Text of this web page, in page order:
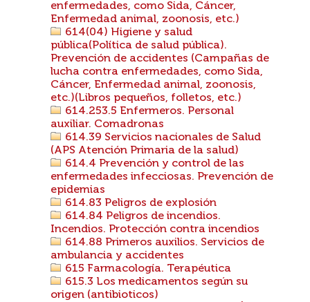
enfermedades, como Sida, Cáncer,
Enfermedad animal, zoonosis, etc.)
614(04) Higiene y salud
pública(Política de salud pública).
Prevención de accidentes (Campañas de
lucha contra enfermedades, como Sida,
Cáncer, Enfermedad animal, zoonosis,
etc.)(Libros pequeños, folletos, etc.)
614.253.5 Enfermeros. Personal
auxiliar. Comadronas
614.39 Servicios nacionales de Salud
(APS Atención Primaria de la salud)
614.4 Prevención y control de las
enfermedades infecciosas. Prevención de
epidemias
614.83 Peligros de explosión
614.84 Peligros de incendios.
Incendios. Protección contra incendios
614.88 Primeros auxilios. Servicios de
ambulancia y accidentes
615 Farmacología. Terapéutica
615.3 Los medicamentos según su
origen (antibioticos)